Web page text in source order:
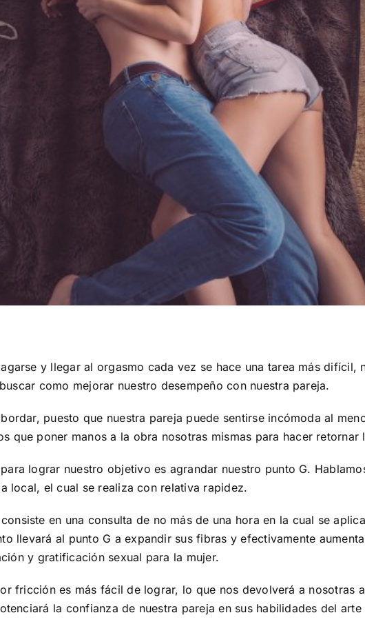
y llegar al orgasmo cada vez se hace una tarea más difícil,
como mejorar nuestro desempeño con nuestra pareja.
puesto que nuestra pareja puede sentirse incómoda al
que poner manos a la obra nosotras mismas para hacer
lograr nuestro objetivo es agrandar nuestro punto G.
local, el cual se realiza con relativa rapidez.
en una consulta de no más de una hora en la cual se
llevará al punto G a expandir sus fibras y efectivamente
y gratificación sexual para la mujer.
fricción es más fácil de lograr, lo que nos devolverá a nosotras
la confianza de nuestra pareja en sus habilidades del arte